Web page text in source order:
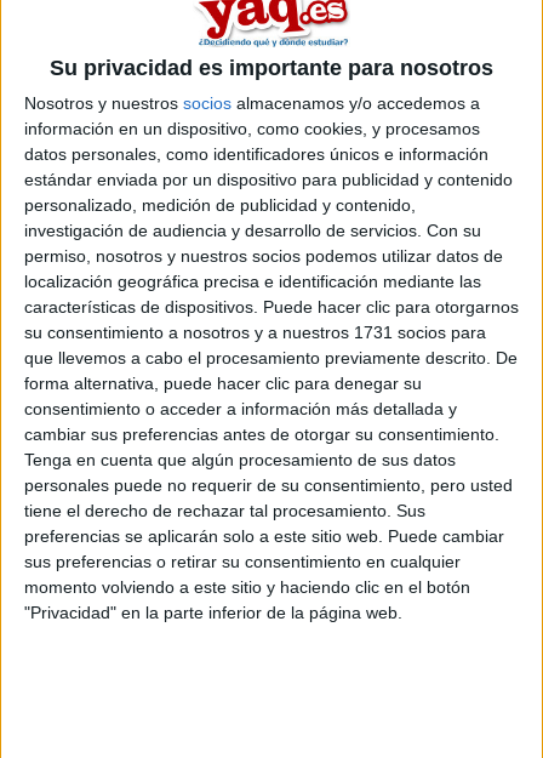
Su privacidad es importante para nosotros
Nosotros y nuestros socios almacenamos y/o accedemos a
información en un dispositivo, como cookies, y procesamos
datos personales, como identificadores únicos e información
estándar enviada por un dispositivo para publicidad y contenido
personalizado, medición de publicidad y contenido,
investigación de audiencia y desarrollo de servicios. Con su
permiso, nosotros y nuestros socios podemos utilizar datos de
localización geográfica precisa e identificación mediante las
características de dispositivos. Puede hacer clic para otorgarnos
su consentimiento a nosotros y a nuestros 1731 socios para
que llevemos a cabo el procesamiento previamente descrito. De
forma alternativa, puede hacer clic para denegar su
consentimiento o acceder a información más detallada y
cambiar sus preferencias antes de otorgar su consentimiento.
Tenga en cuenta que algún procesamiento de sus datos
personales puede no requerir de su consentimiento, pero usted
tiene el derecho de rechazar tal procesamiento. Sus
preferencias se aplicarán solo a este sitio web. Puede cambiar
sus preferencias o retirar su consentimiento en cualquier
momento volviendo a este sitio y haciendo clic en el botón
"Privacidad" en la parte inferior de la página web.
Sobre ti
Soy:*
Chico
Chica
¿En qué año terminas (o terminaste) bachillerato o FP?
Soy estudiante de:*
Términos y Condiciones de Uso
Aceptolos Términos y Condicionesde uso*